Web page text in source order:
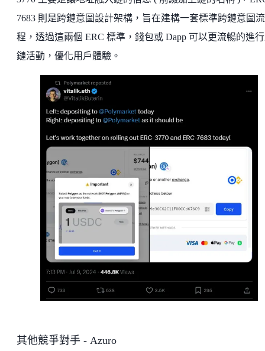
7683 則是跨鏈意圖設計架構，旨在建構一套標準跨鏈意圖流
程，透過這兩個 ERC 標準，錢包或 Dapp 可以更流暢的進
鏈活動，優化用戶體驗。
其他競爭對手 - Azuro